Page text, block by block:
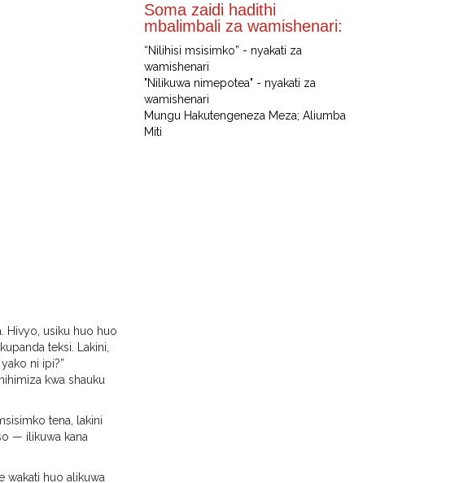
Hivyo, usiku huo huo
teksi. Lakini,
ni ipi?”
kwa shauku
tena, lakini
— ilikuwa kana
wakati huo alikuwa
Soma zaidi hadithi
mbalimbali za wamishenari:
“Nilihisi msisimko” - nyakati za
wamishenari
"Nilikuwa nimepotea" - nyakati za
wamishenari
Mungu Hakutengeneza Meza; Aliumba
Miti